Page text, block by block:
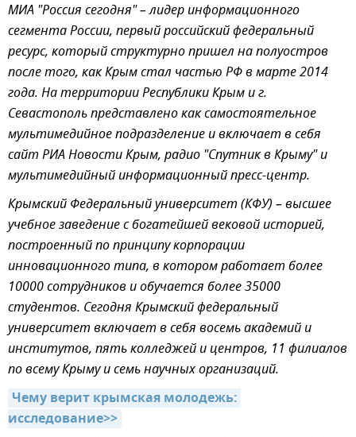
МИА "Россия сегодня" – лидер информационного
сегмента России, первый российский федеральный
ресурс, который структурно пришел на полуостров
после того, как Крым стал частью РФ в марте 2014
года. На территории Республики Крым и г.
Севастополь представлено как самостоятельное
мультимедийное подразделение и включает в себя
сайт РИА Новости Крым, радио "Спутник в Крыму" и
мультимедийный информационный пресс-центр.
Крымский Федеральный университет (КФУ) – высшее
учебное заведение с богатейшей вековой историей,
построенный по принципу корпорации
инновационного типа, в котором работает более
10000 сотрудников и обучается более 35000
студентов. Сегодня Крымский федеральный
университет включает в себя восемь академий и
институтов, пять колледжей и центров, 11 филиалов
по всему Крыму и семь научных организаций.
Чему верит крымская молодежь:
исследование>>